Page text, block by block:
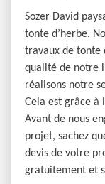
Sozer David
tonte d’herbe.
travaux de tonte
qualité de notre
réalisons notre
Cela est grâce à
Avant de nous
projet, sachez
devis de votre
gratuitement et